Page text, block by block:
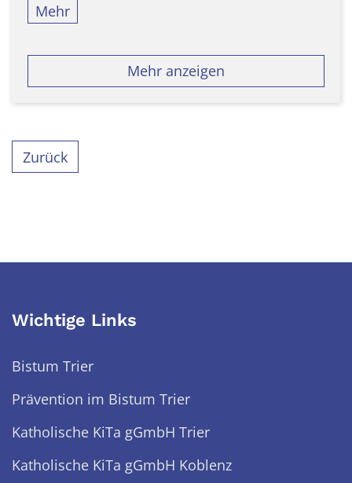
Mehr
Mehr anzeigen
Zurück
Wichtige Links
Bistum Trier
Prävention im Bistum Trier
Katholische KiTa gGmbH Trier
Katholische KiTa gGmbH Koblenz